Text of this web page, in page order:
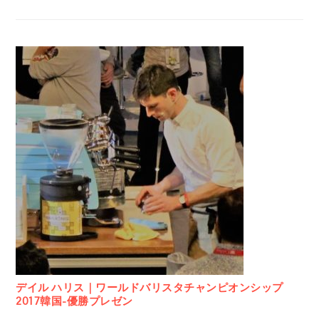
デイル ハリス｜ワールドバリスタチャンピオンシップ
2017韓国-優勝プレゼン